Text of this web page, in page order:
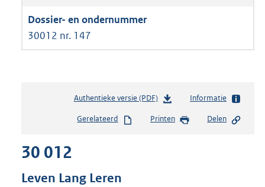
30012 nr. 147
Authentieke versie (PDF)b
s
Informatie
Gerelateerd Printen Delen
30 012
Leven Lang Leren